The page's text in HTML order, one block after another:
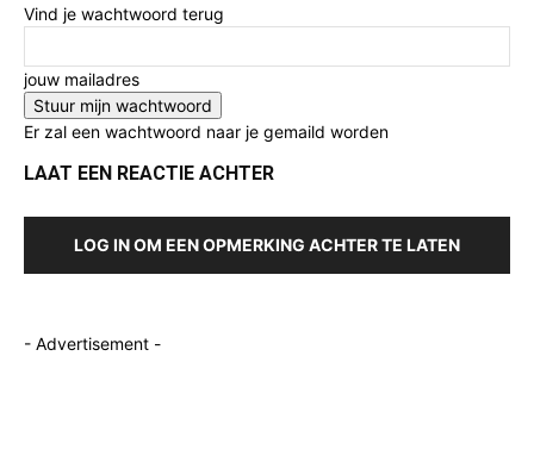
Vind je wachtwoord terug
jouw mailadres
Er zal een wachtwoord naar je gemaild worden
LAAT EEN REACTIE ACHTER
LOG IN OM EEN OPMERKING ACHTER TE LATEN
- Advertisement -